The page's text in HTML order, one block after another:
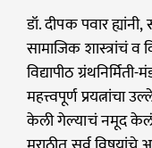
डॉ. दीपक पवार
सामाजिक शास्त्रांचं व
विद्यापीठ
महत्त्वपूर्ण
केली गेल्याचं नमूद केलं.